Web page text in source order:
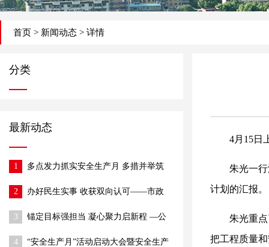
首页 > 新闻动态 > 详情
分类
最新动态
1
多点发力抓实安全生产月 多措并举筑
2
办好民生实事 收获双向认可——市政
锦旗
3
锚定目标强担当 凝心聚力启新程 —公
4
“安全生产月”活动启动大会暨安全生产
4月15日
朱光一
计划的汇报。
朱光重
把工程质量